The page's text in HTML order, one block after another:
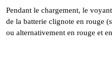
Pendant le chargement, le
de la batterie clignote en rouge
ou alternativement en rouge et